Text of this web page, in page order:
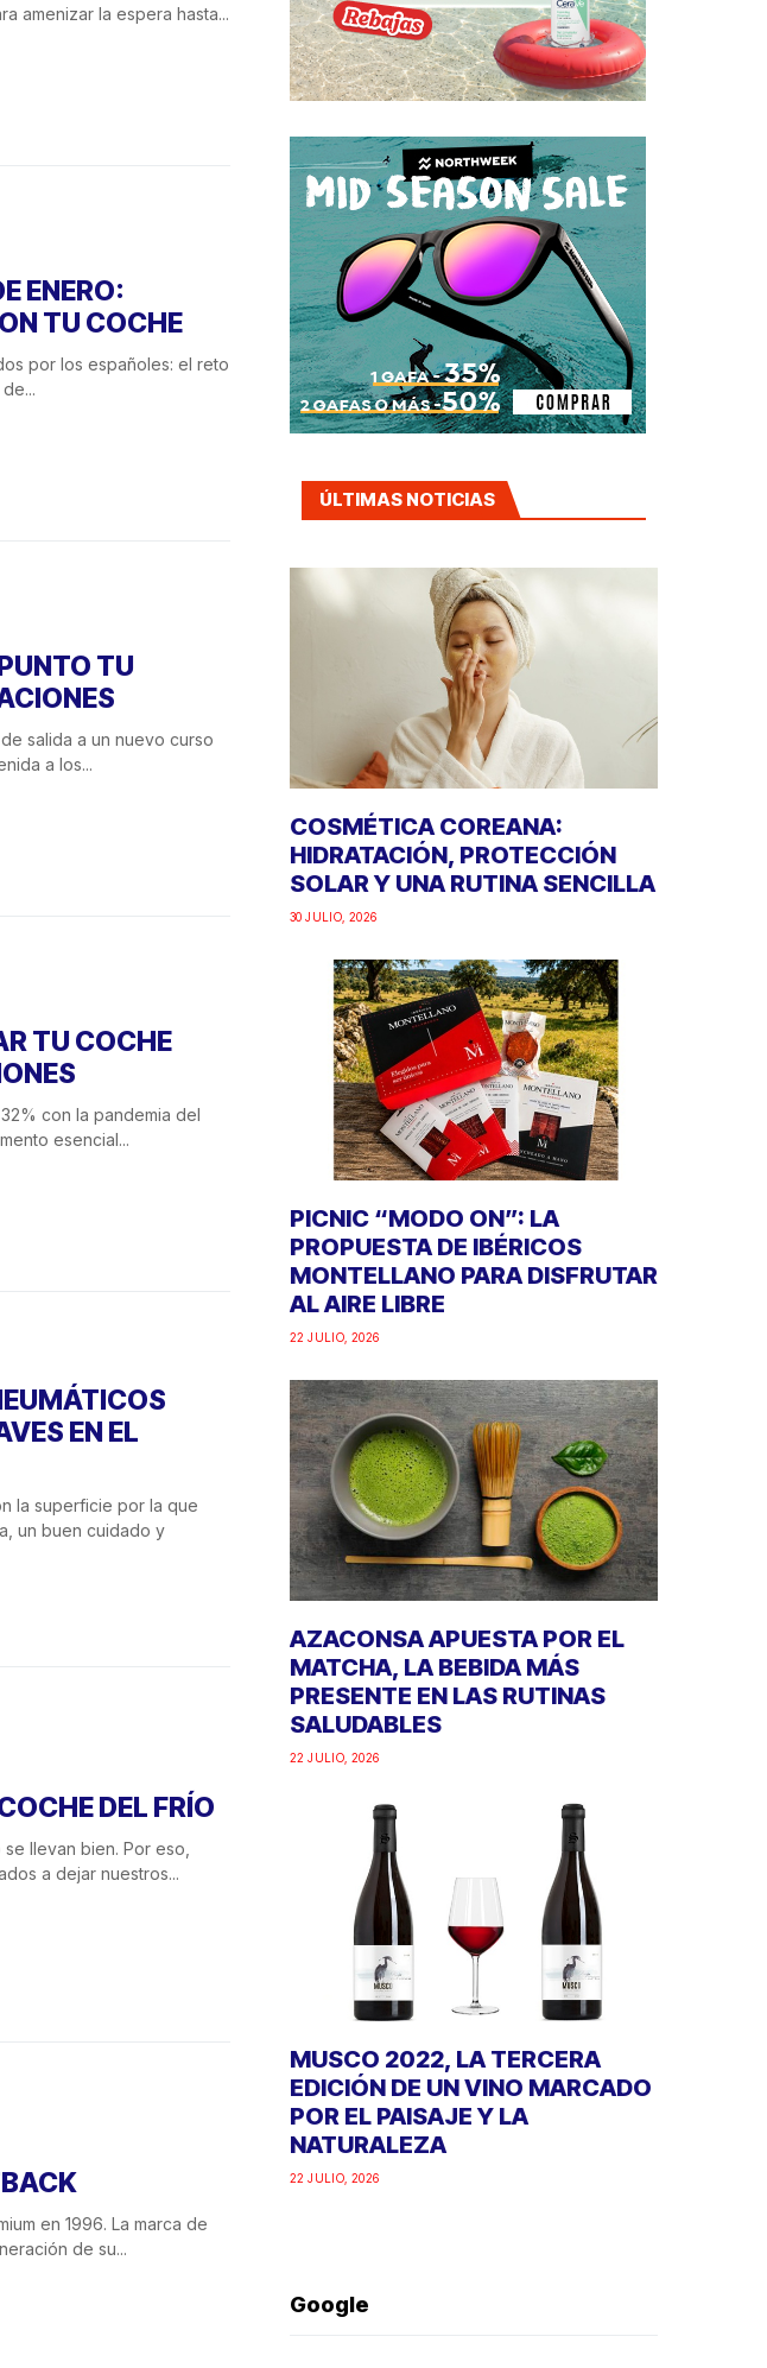
amenizar la espera hasta...
ENERO:
TU COCHE
por los españoles: el reto
TU
salida a un nuevo curso
a los...
TU COCHE
con la pandemia del
esencial...
EN EL
la superficie por la que
un buen cuidado y
DEL FRÍO
llevan bien. Por eso,
a dejar nuestros...
en 1996. La marca de
de su...
ÚLTIMAS NOTICIAS
COSMÉTICA COREANA:
HIDRATACIÓN, PROTECCIÓN
SOLAR Y UNA RUTINA SENCILLA
30 JULIO, 2026
PICNIC “MODO ON”: LA
PROPUESTA DE IBÉRICOS
MONTELLANO PARA DISFRUTAR
AL AIRE LIBRE
22 JULIO, 2026
AZACONSA APUESTA POR EL
MATCHA, LA BEBIDA MÁS
PRESENTE EN LAS RUTINAS
SALUDABLES
22 JULIO, 2026
MUSCO 2022, LA TERCERA
EDICIÓN DE UN VINO MARCADO
POR EL PAISAJE Y LA
NATURALEZA
22 JULIO, 2026
Google